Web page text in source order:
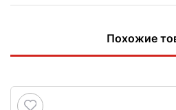
Похожие